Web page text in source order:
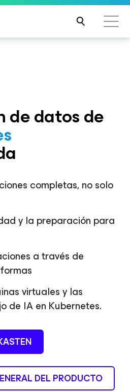
de datos de
completas, no solo
y la preparación para
a través de
virtuales y las
de IA en Kubernetes.
DEL PRODUCTO